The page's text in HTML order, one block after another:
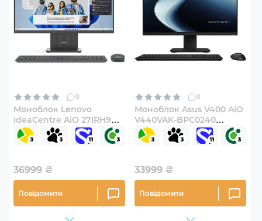
0
Моноблок Lenovo
IdeaCentre AiO 27IRH9
(F0HM006YUO)
36999 ₴
Повідомити
0
Моноблок Asus V400 AiO
V440VAK-BPC0240
(90PT03X3-M01PT0)
33999 ₴
Повідомити